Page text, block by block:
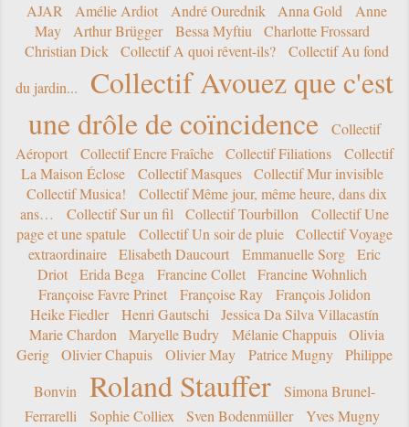
AJAR Amélie Ardiot André Ourednik Anna Gold
Anne
May
Arthur Brügger Bessa Myftiu
Charlotte Frossard
Christian Dick
Collectif A quoi rêvent-ils?
Collectif Au fond
du jardin...
Collectif Avouez que c'est
une drôle de coïncidence
Collectif
Aéroport
Collectif Encre Fraîche Collectif Filiations
Collectif
La Maison Éclose
Collectif Masques
Collectif Mur invisible
Collectif Musica!
Collectif Même jour, même heure, dans dix
ans…
Collectif Sur un fil Collectif Tourbillon
Collectif Une
page et une spatule
Collectif Un soir de pluie
Collectif Voyage
extraordinaire
Elisabeth Daucourt Emmanuelle Sorg
Eric
Driot
Erida Bega Francine Collet
Francine Wohnlich
Françoise Favre Prinet
Françoise Ray
François Jolidon
Heike Fiedler
Henri Gautschi
Jessica Da Silva Villacastín
Marie Chardon
Maryelle Budry Mélanie Chappuis
Olivia
Gerig
Olivier Chapuis Olivier May Patrice Mugny
Philippe
Bonvin
Roland Stauffer
Simona Brunel-
Ferrarelli
Sophie Colliex Sven Bodenmüller Yves Mugny